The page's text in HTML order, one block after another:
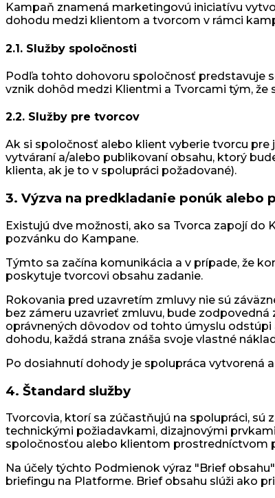
Kampaň znamená marketingovú iniciatívu
dohodu medzi klientom a tvorcom v rámci
2.1. Služby spoločnosti
Podľa tohto dohovoru spoločnosť predstavuje
vznik dohôd medzi Klientmi a Tvorcami tým,
2.2. Služby pre tvorcov
Ak si spoločnosť alebo klient vyberie tvorcu pre
vytváraní a/alebo publikovaní obsahu, ktorý
klienta, ak je to v spolupráci požadované).
3. Výzva na predkladanie ponúk alebo
Existujú dve možnosti, ako sa Tvorca zapojí do
pozvánku do Kampane.
Týmto sa začína komunikácia a v prípade, že
poskytuje tvorcovi obsahu zadanie.
Rokovania pred uzavretím zmluvy nie sú
bez zámeru uzavrieť zmluvu, bude
oprávnených dôvodov od tohto úmyslu
dohodu, každá strana znáša svoje vlastné
Po dosiahnutí dohody je spolupráca vytvorená
4. Štandard služby
Tvorcovia, ktorí sa zúčastňujú na spolupráci,
technickými požiadavkami, dizajnovými
spoločnosťou alebo klientom prostredníctvom
Na účely týchto Podmienok výraz "Brief
briefingu na Platforme. Brief obsahu slúži ako